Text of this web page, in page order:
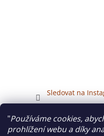
"Používáme cookies,
prohlížení webu a díky
Sledovat na
Veškerý obsah tohoto